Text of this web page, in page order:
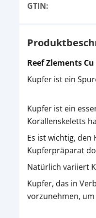
GTIN:
Reef Zlements
Kupfer ist ein
Kupfer ist ein
Korallenskeletts
Es ist wichtig,
Kupferpräparat
Natürlich variiert
Kupfer, das in
vorzunehmen,